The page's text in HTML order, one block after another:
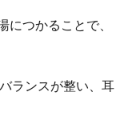
つかることで、
ランスが整い、耳